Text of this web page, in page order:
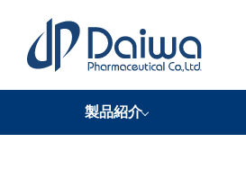
製品紹介
バイオブラン
NKCP
米ケフィラン
HSOP 研